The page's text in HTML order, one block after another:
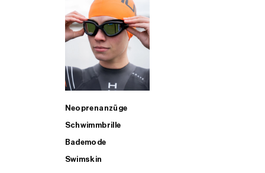
Neoprenanzüge
Schwimmbrille
Bademode
Swimskin